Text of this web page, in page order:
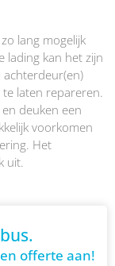
lang mogelijk
lading kan het zijn
achterdeur(en)
laten repareren.
deuken een
voorkomen
Het
uit.
offerte aan!